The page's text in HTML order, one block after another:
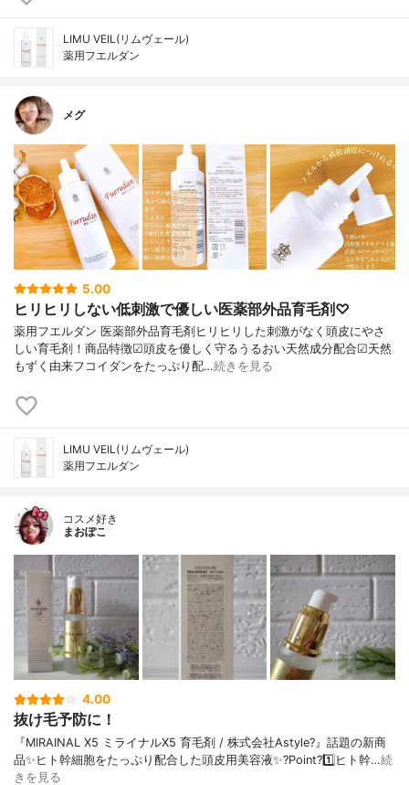
LIMU VEIL(リムヴェール)
薬用フエルダン
メグ
5.00
ヒリヒリしない低刺激で優しい医薬部外品育毛剤♡
薬用フエルダン 医薬部外品育毛剤ヒリヒリした刺激がなく頭皮にやさ
しい育毛剤！商品特徴☑頭皮を優しく守るうるおい天然成分配合☑天然
もずく由来フコイダンをたっぷり配…続きを見る
LIMU VEIL(リムヴェール)
薬用フエルダン
コスメ好き
まおぽこ
4.00
抜け毛予防に！
『MIRAINAL X5 ミライナルX5 育毛剤 / 株式会社Astyle?』話題の新商
品✨ヒト幹細胞をたっぷり配合した頭皮用美容液✨?Point?1️⃣ヒト幹…続
きを見る